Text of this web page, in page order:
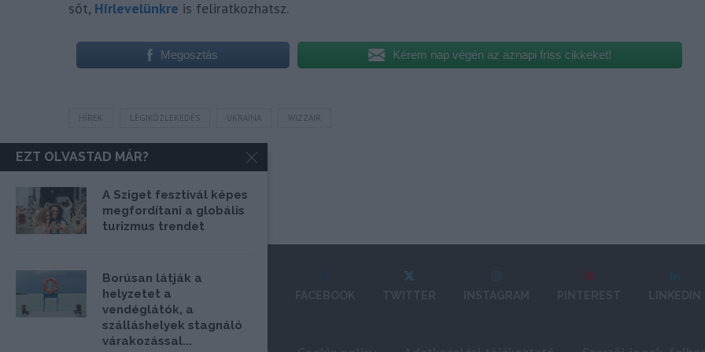
sőt, Hírlevelünkre is feliratkozhatsz.
Megosztás Kérem nap végén az aznapi friss cikkeket!
HÍREK LÉGIKÖZLEKEDÉS UKRAJNA WIZZAIR
EZT OLVASTAD MÁR?
A Sziget fesztivál képes
megfordítani a globális
turizmus trendet
Borúsan látják a
helyzetet a
vendéglátók, a
szálláshelyek stagnáló
várakozással...